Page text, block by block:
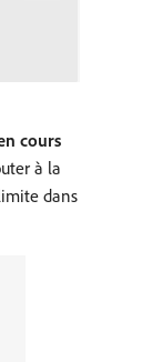
cours
à la
dans